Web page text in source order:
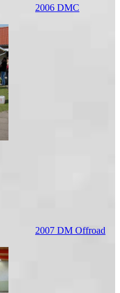
2006 DMC
2007 DM Offroad